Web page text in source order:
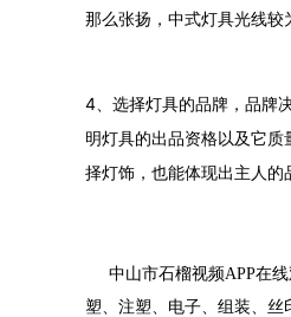
那么张扬，中式灯具光线较为
4、选择灯具的品牌，品
明灯具的出品资格以及它质
择灯饰，也能体现出主人的品
中山市石榴视频APP在线
塑、注塑、电子、组